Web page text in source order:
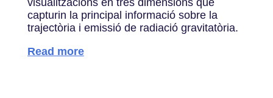
visualitzacions en tres dimensions que
capturin la principal informació sobre la
trajectòria i emissió de radiació gravitatòria.
Read more